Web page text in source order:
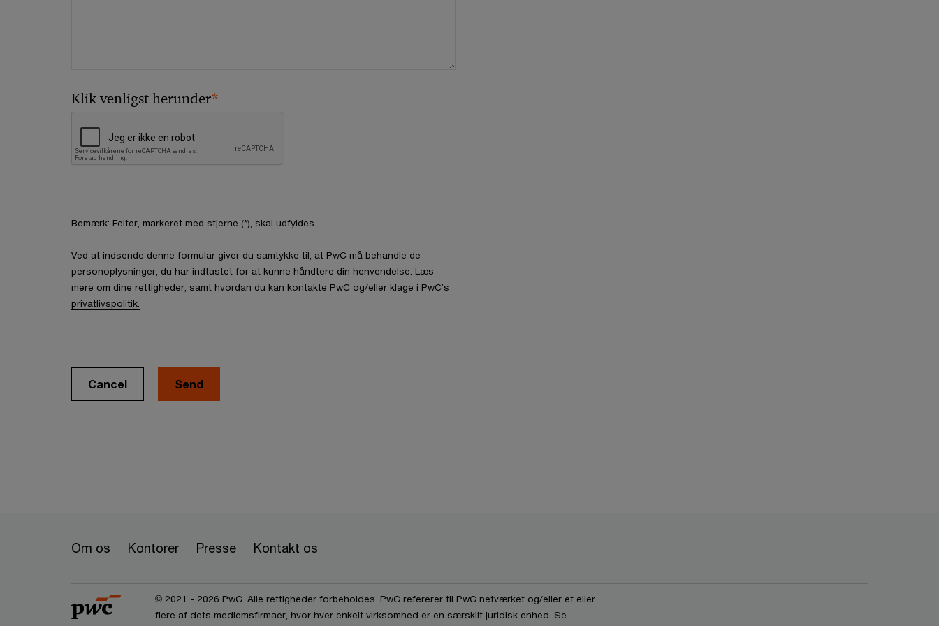
Klik venligst herunder*
Bemærk: Felter, markeret med stjerne (*), skal udfyldes.
Ved at indsende denne formular giver du samtykke til, at PwC må behandle de
personoplysninger, du har indtastet for at kunne håndtere din henvendelse. Læs
mere om dine rettigheder, samt hvordan du kan kontakte PwC og/eller klage i PwC’s
privatlivspolitik.
Cancel
Om os Kontorer Presse Kontakt os
© 2021 - 2026 PwC. Alle rettigheder forbeholdes. PwC refererer til PwC netværket og/eller et eller
flere af dets medlemsfirmaer, hvor hver enkelt virksomhed er en særskilt juridisk enhed. Se